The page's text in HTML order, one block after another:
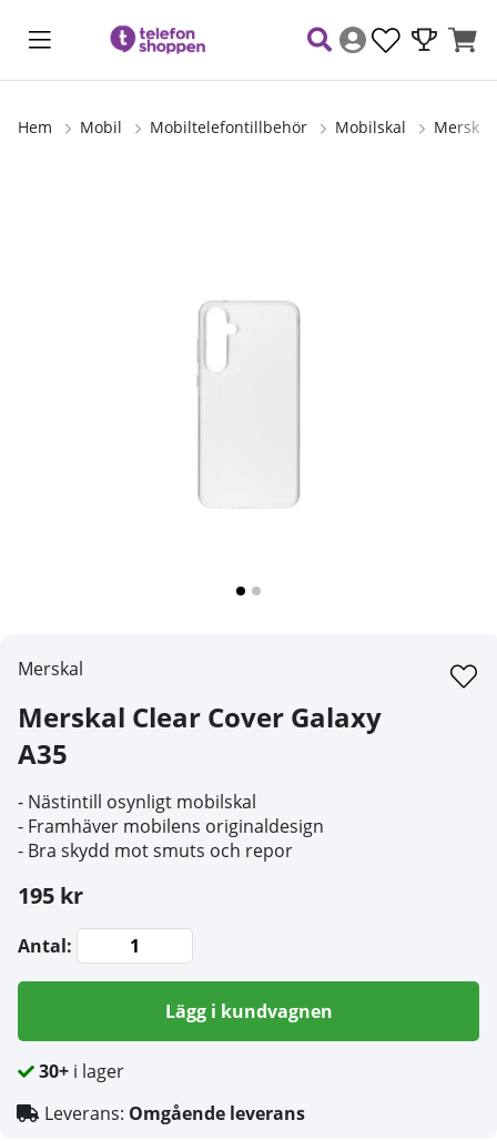
Hem Mobil Mobiltelefontillbehör Mobilskal Merskal
Merskal
Merskal Clear Cover Galaxy
A35
- Nästintill osynligt mobilskal
- Framhäver mobilens originaldesign
- Bra skydd mot smuts och repor
195 kr
Antal:
Lägg i kundvagnen
30+ i lager
Leverans: Omgående leverans